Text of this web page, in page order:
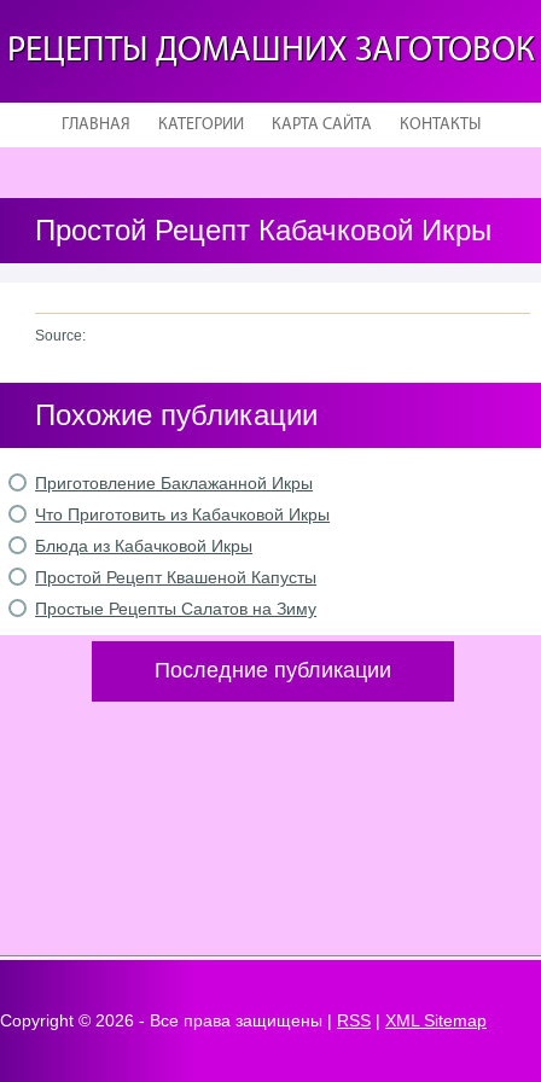
РЕЦЕПТЫ ДОМАШНИХ ЗАГОТОВОК
ГЛАВНАЯ КАТЕГОРИИ КАРТА САЙТА КОНТАКТЫ
Простой Рецепт Кабачковой Икры
Source:
Похожие публикации
Приготовление Баклажанной Икры
Что Приготовить из Кабачковой Икры
Блюда из Кабачковой Икры
Простой Рецепт Квашеной Капусты
Простые Рецепты Салатов на Зиму
Последние публикации
Copyright © 2026 - Все права защищены | RSS | XML Sitemap